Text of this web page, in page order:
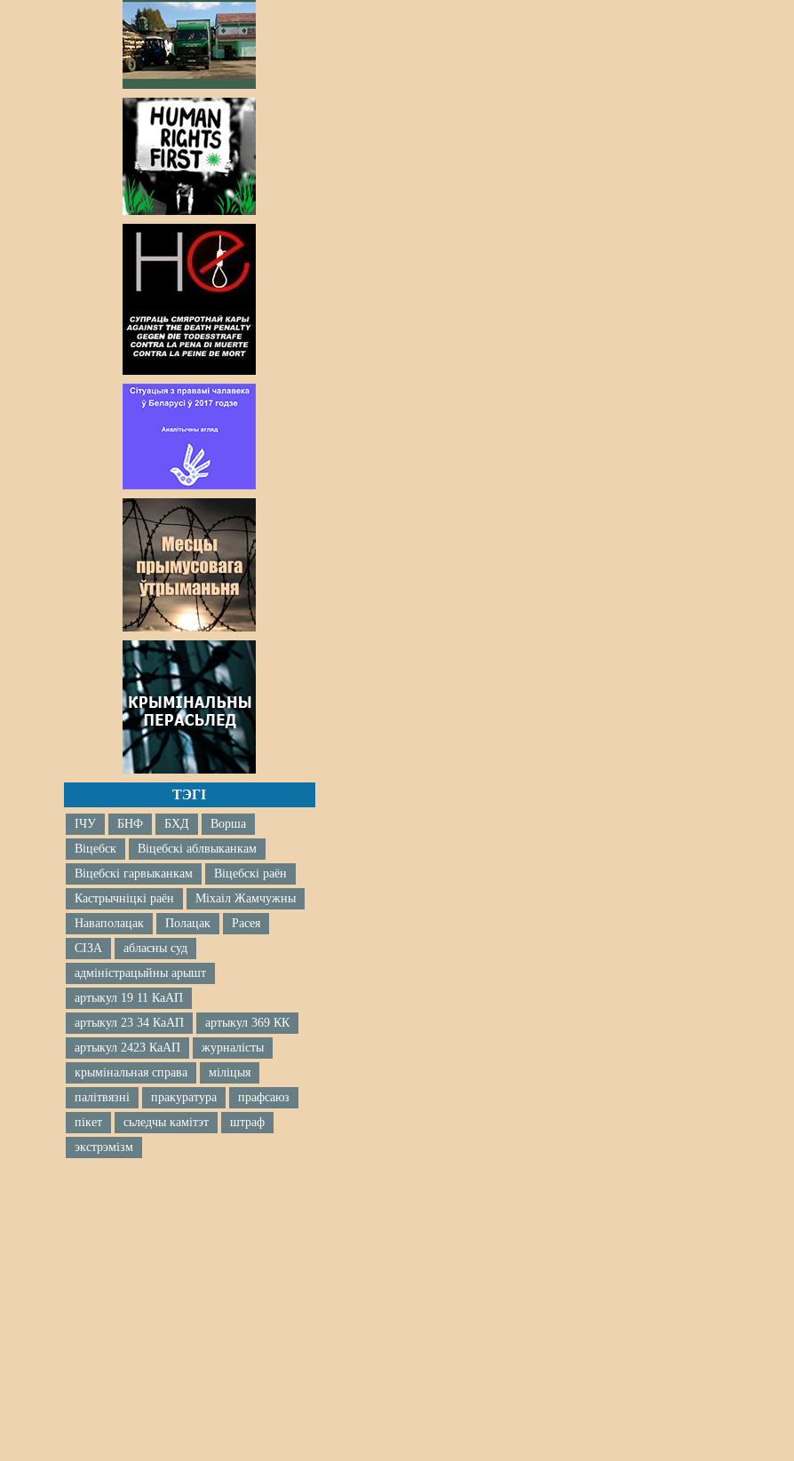
ТЭГІ
ІЧУ БНФ БХД
Ворша
Віцебск
Віцебскі аблвыканкам
Віцебскі гарвыканкам
Віцебскі раён
Кастрычніцкі раён
Міхаіл Жамчужны
Наваполацак
Полацак
Расея
СІЗА
абласны суд
адміністрацыйны арышт
артыкул 19 11 КаАП
артыкул 23 34 КаАП
артыкул 369 КК
артыкул 2423 КаАП
журналісты
крымінальная справа
міліцыя
палітвязні
пракуратура
прафсаюз
пікет
сьледчы камітэт
штраф
экстрэмізм